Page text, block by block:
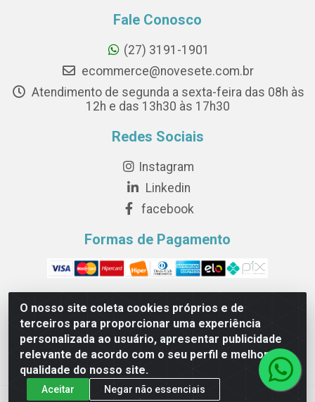
O nosso site coleta cookies próprios e de
terceiros para proporcionar uma experiência
personalizada ao usuário, apresentar publicidade
relevante de acordo com o seu perfil e melhorar a
qualidade do nosso site.
Aceitar Negar não essenciais
Fale Conosco
(27) 3191-1901
ecommerce@novesete.com.br
Atendimento de segunda a sexta-feira das 08h às
12h e das 13h30 às 17h30
Redes Sociais
Instagram
Linkedin
facebook
Formas de Pagamento
Novesete Distribuidora LTDA - Avenida Setecentos, S/N,
Terminal Intermodal da Serra, Serra/ES - CEP 29161-414 -
CNPJ 29.479.604/0001-44